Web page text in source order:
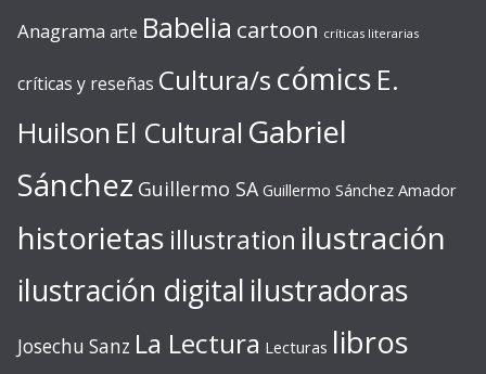
Anagrama arte Babelia cartoon críticas literarias
críticas y reseñas Cultura/s cómics E.
Huilson El Cultural Gabriel
Sánchez Guillermo SA Guillermo Sánchez Amador
historietas illustration ilustración
ilustración digital ilustradoras
Josechu Sanz La Lectura Lecturas libros